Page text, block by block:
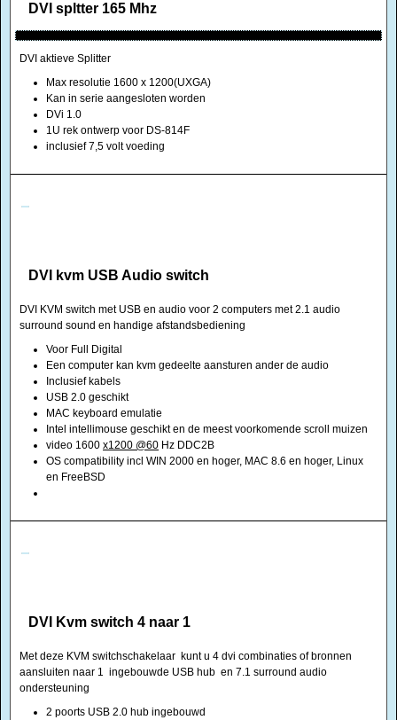
DVI spltter 165 Mhz
DVI aktieve Splitter
Max resolutie 1600 x 1200(UXGA)
Kan in serie aangesloten worden
DVi 1.0
1U rek ontwerp voor DS-814F
inclusief 7,5 volt voeding
DVI kvm USB Audio switch
DVI KVM switch met USB en audio voor 2 computers met 2.1 audio
surround sound en handige afstandsbediening
Voor Full Digital
Een computer kan kvm gedeelte aansturen ander de audio
Inclusief kabels
USB 2.0 geschikt
MAC keyboard emulatie
Intel intellimouse geschikt en de meest voorkomende scroll muizen
video 1600 x1200 @60 Hz DDC2B
OS compatibility incl WIN 2000 en hoger, MAC 8.6 en hoger, Linux
en FreeBSD
DVI Kvm switch 4 naar 1
Met deze KVM switchschakelaar kunt u 4 dvi combinaties of bronnen
aansluiten naar 1 ingebouwde USB hub en 7.1 surround audio
ondersteuning
2 poorts USB 2.0 hub ingebouwd